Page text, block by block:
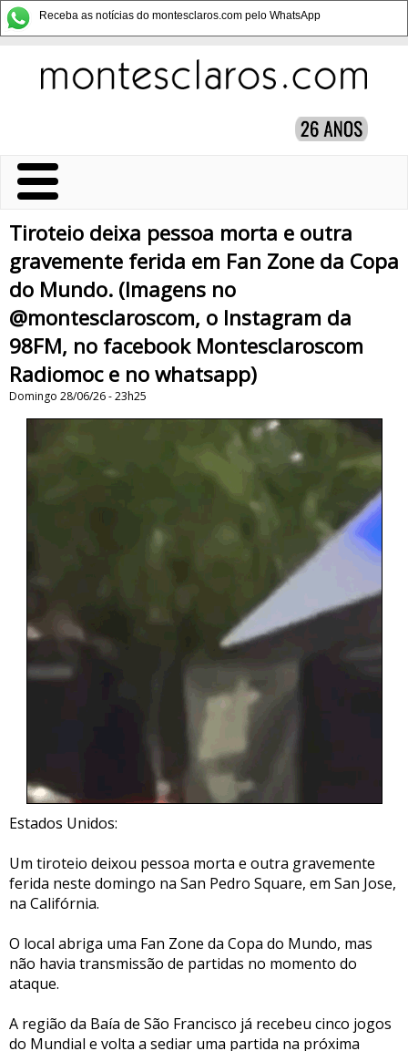
Receba as notícias do montesclaros.com pelo WhatsApp
Tiroteio deixa pessoa morta e outra
gravemente ferida em Fan Zone da Copa
do Mundo. (Imagens no
@montesclaroscom, o Instagram da
98FM, no facebook Montesclaroscom
Radiomoc e no whatsapp)
Domingo 28/06/26 - 23h25
Estados Unidos:
Um tiroteio deixou pessoa morta e outra gravemente
ferida neste domingo na San Pedro Square, em San Jose,
na Califórnia.
O local abriga uma Fan Zone da Copa do Mundo, mas
não havia transmissão de partidas no momento do
ataque.
A região da Baía de São Francisco já recebeu cinco jogos
do Mundial e volta a sediar uma partida na próxima